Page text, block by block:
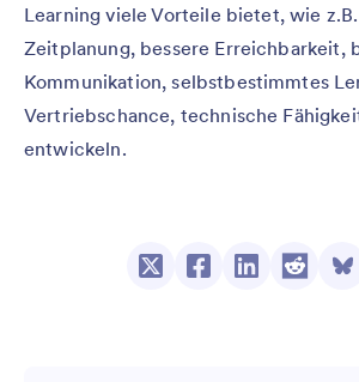
Learning viele Vorteile bietet, wie
Zeitplanung, bessere Erreichbarkeit,
Kommunikation, selbstbestimmtes
Vertriebschance, technische
entwickeln.